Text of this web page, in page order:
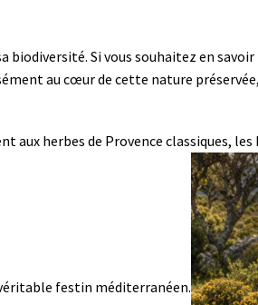
Si vous souhaitez en
au cœur de cette nature
aux herbes de Provence classiques,
festin méditerranéen.